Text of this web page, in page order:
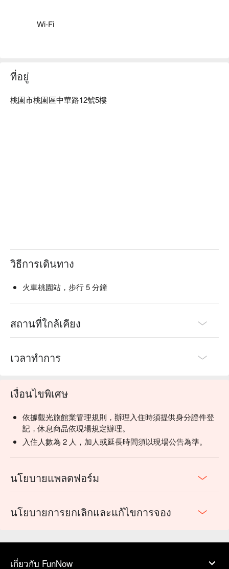
Wi-Fi
ที่อยู่
桃園市桃園區中華路12號5樓
วิธีการเดินทาง
火車桃園站，步行 5 分鐘
สถานที่ใกล้เคียง
เวลาทำการ
เงื่อนไขพิเศษ
依據觀光旅館業管理規則，辦理入住時須提供身分證件登
記，休息商品依現場規定辦理。
入住人數為 2 人，加人或延長時間須以現場公告為準。
นโยบายแพลตฟอร์ม
นโยบายการยกเลิกและแก้ไขการจอง
เกี่ยวกับ FunNow